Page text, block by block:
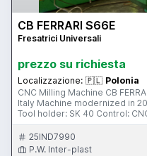
CB FERRARI S66E
Fresatrici Universali
prezzo su richiesta
Localizzazione: 🇵🇱 Polonia
CNC Milling Machine CB
Italy Machine modernized in
Tool holder: SK 40 Control:
25IND7990
P.W. Inter-plast